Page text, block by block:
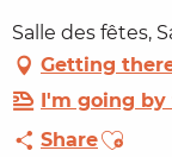
Salle des fêtes,
Getting
I'm going by
ShareAjouter